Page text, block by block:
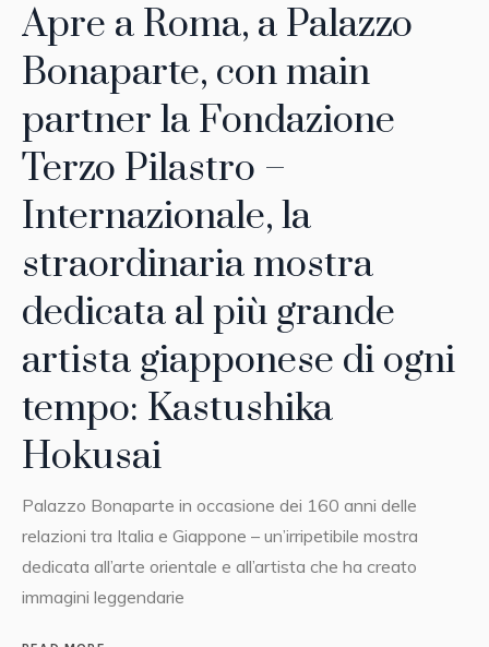
Apre a Roma, a Palazzo
Bonaparte, con main
partner la Fondazione
Terzo Pilastro –
Internazionale, la
straordinaria mostra
dedicata al più grande
artista giapponese di ogni
tempo: Kastushika
Hokusai
Palazzo Bonaparte in occasione dei 160 anni delle
relazioni tra Italia e Giappone – un’irripetibile mostra
dedicata all’arte orientale e all’artista che ha creato
immagini leggendarie